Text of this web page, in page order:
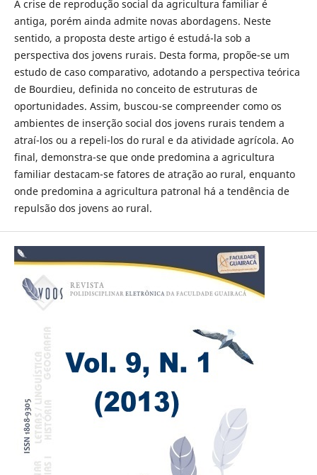
A crise de reprodução social da agricultura familiar é
antiga, porém ainda admite novas abordagens. Neste
sentido, a proposta deste artigo é estudá-la sob a
perspectiva dos jovens rurais. Desta forma, propõe-se um
estudo de caso comparativo, adotando a perspectiva teórica
de Bourdieu, definida no conceito de estruturas de
oportunidades. Assim, buscou-se compreender como os
ambientes de inserção social dos jovens rurais tendem a
atraí-los ou a repeli-los do rural e da atividade agrícola. Ao
final, demonstra-se que onde predomina a agricultura
familiar destacam-se fatores de atração ao rural, enquanto
onde predomina a agricultura patronal há a tendência de
repulsão dos jovens ao rural.